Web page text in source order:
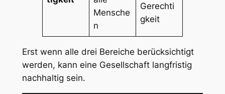
Mensche
n
Gerechti
gkeit
Erst wenn alle drei Bereiche berücksichtigt
werden, kann eine Gesellschaft langfristig
nachhaltig sein.